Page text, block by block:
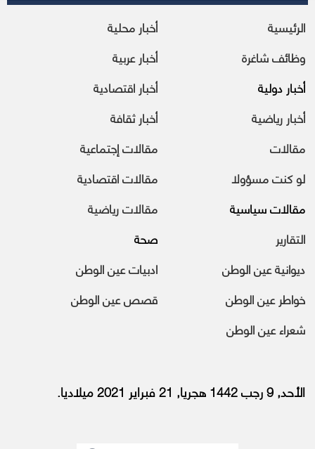
الرئيسية
أخبار محلية
وظائف شاغرة
أخبار عربية
أخبار دولية
أخبار اقتصادية
أخبار رياضية
أخبار ثقافة
مقالات
مقالات إجتماعية
لو كنت مسؤولا
مقالات اقتصادية
مقالات سياسية
مقالات رياضية
التقارير
صحة
ديوانية عين الوطن
ادبيات عين الوطن
خواطر عين الوطن
قصص عين الوطن
شعراء عين الوطن
الأحد, 9 رجب 1442 هجريا, 21 فبراير 2021 ميلاديا.